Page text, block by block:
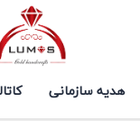
هدیه سازمانی